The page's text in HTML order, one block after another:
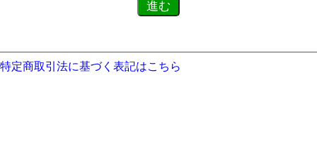
特定商取引法に基づく表記はこちら